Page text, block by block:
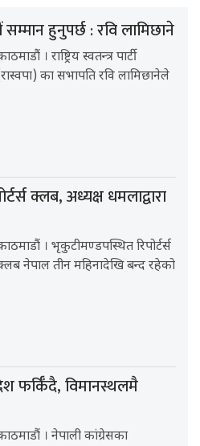
हुनुपर्छ : रवि लामिछाने
। राष्ट्रिय स्वतन्त्र पार्टी
का सभापति रवि लामिछानेले
क्लब, अध्यक्ष धमलाद्वारा
। भृकुटीमण्डपस्थित रिपोर्टर्स
नेपाल तीन महिनादेखि बन्द रहेको
फर्किँदै, विमानस्थलमै
। नेपाली कांग्रेसका